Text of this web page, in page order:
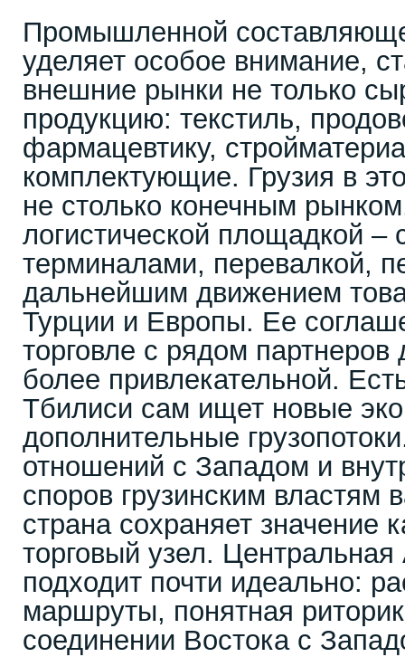
Промышленной
уделяет особое внимание,
внешние рынки не только
продукцию: текстиль,
фармацевтику,
комплектующие. Грузия в
не столько конечным
логистической площадкой –
терминалами, перевалкой,
дальнейшим движением
Турции и Европы. Ее
торговле с рядом
более привлекательной.
Тбилиси сам ищет новые
дополнительные
отношений с Западом и
споров грузинским властям
страна сохраняет значение
торговый узел. Центральная
подходит почти идеально:
маршруты, понятная
соединении Востока с